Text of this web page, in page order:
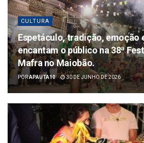
CULTURA
Espetáculo, tradição, emoção
encantam o público na 38ª
Mafra no Maiobão.
PORAPAUTA10 30 DE JUNHO DE 2026